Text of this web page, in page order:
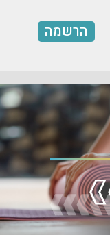
הרשמה